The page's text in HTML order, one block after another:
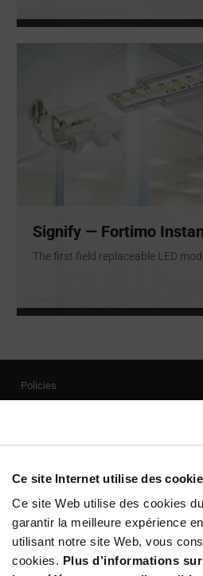
Ce site Internet utilise des
Ce site Web utilise des cookies
garantir la meilleure expérience
utilisant notre site Web, vous
cookies. Plus d’informations
Signify — Fortimo
The first field replaceable LED
Policies
Customer Care
Stay Connected!
SUBSCRIBE TO OUR
Be at the Forefront of New Technology